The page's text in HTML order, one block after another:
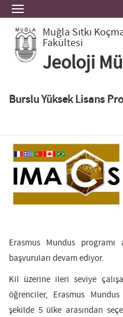
Muğla Sıtkı
Fakültesi
Jeoloji
Burslu Yüksek Lisans
Erasmus Mundus
başvuruları devam ediyor.
Kil üzerine ileri seviye
öğrenciler, Erasmus
şekilde 5 ülke arasından